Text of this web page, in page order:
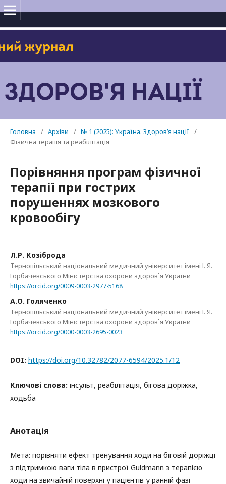
Головна / Архіви / № 1 (2025): Україна. Здоров’я нації
/
Фізична терапія та реабілітація
Порівняння програм фізичної
терапії при гострих
порушеннях мозкового
кровообігу
Л.Р. Козіброда
Тернопільський національний медичний університет імені І. Я.
Горбачевського Міністерства охорони здоров`я України
https://orcid.org/0009-0003-2977-5168
А.О. Голяченко
Тернопільський національний медичний університет імені І. Я.
Горбачевського Міністерства охорони здоров`я України
https://orcid.org/0000-0003-2695-0023
DOI: https://doi.org/10.32782/2077-6594/2025.1/12
Ключові слова: інсульт, реабілітація, бігова доріжка,
ходьба
Анотація
Мета: порівняти ефект тренування ходи на біговій доріжці
з підтримкою ваги тіла в пристрої Guldmann з терапією
ходи на звичайній поверхні у пацієнтів у ранній фазі